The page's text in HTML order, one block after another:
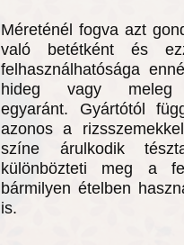
Méreténél fogva azt
való betétként és
felhasználhatósága
hideg vagy meleg
egyaránt. Gyártótól
azonos a
színe árulkodik
különbözteti meg a
bármilyen ételben
is.